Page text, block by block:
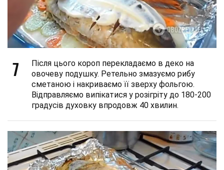
7
Після цього короп перекладаємо в деко на
овочеву подушку. Ретельно змазуємо рибу
сметаною і накриваємо її зверху фольгою.
Відправляємо випікатися у розігріту до 180-200
градусів духовку впродовж 40 хвилин.